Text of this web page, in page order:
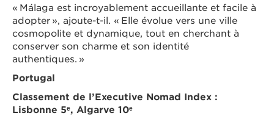
« Málaga est incroyablement accueillante et facile à
adopter », ajoute-t-il. « Elle évolue vers une ville
cosmopolite et dynamique, tout en cherchant à
conserver son charme et son identité
authentiques. »
Portugal
Classement de l’Executive Nomad Index :
Lisbonne 5ᵉ, Algarve 10ᵉ